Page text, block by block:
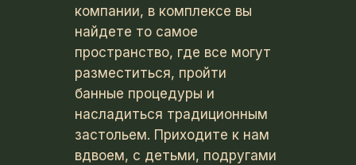
компании, в комплексе вы
найдете то самое
пространство, где все могут
разместиться, пройти
банные процедуры и
насладиться традиционным
застольем. Приходите к нам
вдвоем, с детьми, подругами